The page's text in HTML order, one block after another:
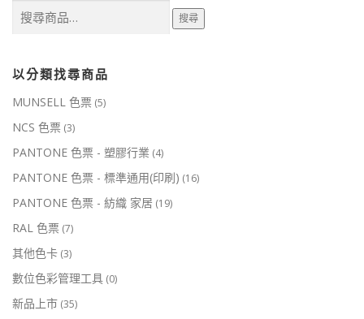
尋
字:
搜尋
以分類找尋商品
MUNSELL 色票 (5)
NCS 色票 (3)
PANTONE 色票 - 塑膠行業 (4)
PANTONE 色票 - 標準通用(印刷) (16)
PANTONE 色票 - 紡織 家居 (19)
RAL 色票 (7)
其他色卡 (3)
數位色彩管理工具 (0)
新品上市 (35)